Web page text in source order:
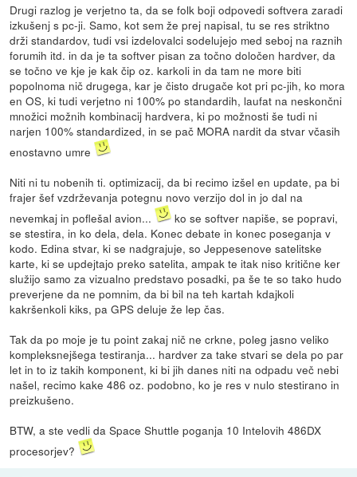
Drugi razlog je verjetno ta, da se folk boji odpovedi softvera zaradi
izkušenj s pc-ji. Samo, kot sem že prej napisal, tu se res striktno
drži standardov, tudi vsi izdelovalci sodelujejo med seboj na raznih
forumih itd. in da je ta softver pisan za točno določen hardver, da
se točno ve kje je kak čip oz. karkoli in da tam ne more biti
popolnoma nič drugega, kar je čisto drugače kot pri pc-jih, ko mora
en OS, ki tudi verjetno ni 100% po standardih, laufat na neskončni
množici možnih kombinacij hardvera, ki po možnosti še tudi ni
narjen 100% standardized, in se pač MORA nardit da stvar včasih
enostavno umre
Niti ni tu nobenih ti. optimizacij, da bi recimo izšel en update, pa bi
frajer šef vzdrževanja potegnu novo verzijo dol in jo dal na
nevemkaj in poflešal avion...
ko se softver napiše, se popravi,
se stestira, in ko dela, dela. Konec debate in konec poseganja v
kodo. Edina stvar, ki se nadgrajuje, so Jeppesenove satelitske
karte, ki se updejtajo preko satelita, ampak te itak niso kritične ker
služijo samo za vizualno predstavo posadki, pa še te so tako hudo
preverjene da ne pomnim, da bi bil na teh kartah kdajkoli
kakršenkoli kiks, pa GPS deluje že lep čas.
Tak da po moje je tu point zakaj nič ne crkne, poleg jasno veliko
kompleksnejšega testiranja... hardver za take stvari se dela po par
let in to iz takih komponent, ki bi jih danes niti na odpadu več nebi
našel, recimo kake 486 oz. podobno, ko je res v nulo stestirano in
preizkušeno.
BTW, a ste vedli da Space Shuttle poganja 10 Intelovih 486DX
procesorjev?